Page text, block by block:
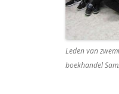
Leden van
boekhandel